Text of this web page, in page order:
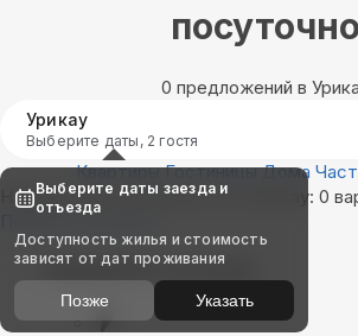
посуточно
0 предложений в
Урикау
Выберите даты, 2 гостя
Квартиры Гостиницы Дома
Найдём, где остановиться в Урикау: 0
Показать на карте
Выбирайте лучшее
Выберите даты заезда и
отъезда
Доступность жилья и стоимость
зависят от дат проживания
Позже Указать